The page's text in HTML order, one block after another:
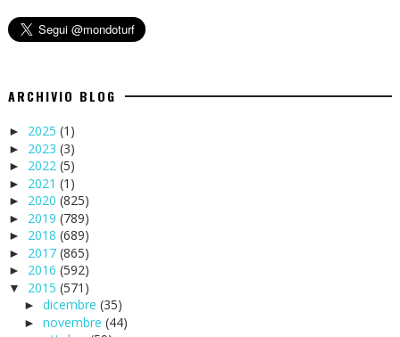
ARCHIVIO BLOG
► 2025 (1)
► 2023 (3)
► 2022 (5)
► 2021 (1)
► 2020 (825)
► 2019 (789)
► 2018 (689)
► 2017 (865)
► 2016 (592)
▼ 2015 (571)
► dicembre (35)
► novembre (44)